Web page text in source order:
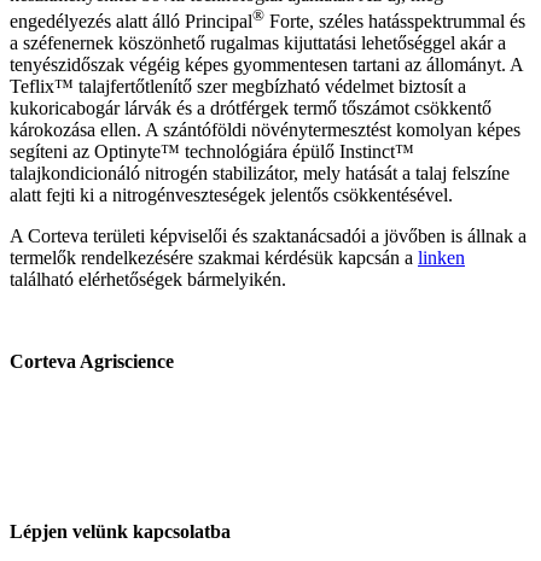
engedélyezés alatt álló Principal® Forte, széles hatásspektrummal és
a széfenernek köszönhető rugalmas kijuttatási lehetőséggel akár a
tenyészidőszak végéig képes gyommentesen tartani az állományt. A
Teflix™ talajfertőtlenítő szer megbízható védelmet biztosít a
kukoricabogár lárvák és a drótférgek termő tőszámot csökkentő
károkozása ellen. A szántóföldi növénytermesztést komolyan képes
segíteni az Optinyte™ technológiára épülő Instinct™
talajkondicionáló nitrogén stabilizátor, mely hatását a talaj felszíne
alatt fejti ki a nitrogénveszteségek jelentős csökkentésével.
A Corteva területi képviselői és szaktanácsadói a jövőben is állnak a
termelők rendelkezésére szakmai kérdésük kapcsán a linken
található elérhetőségek bármelyikén.
Corteva Agriscience
Lépjen velünk kapcsolatba